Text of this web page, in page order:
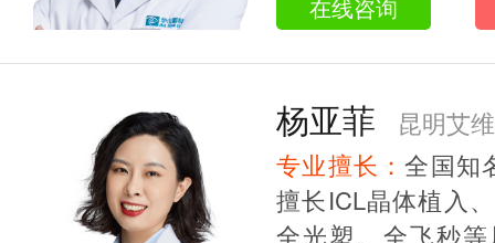
在线咨询
杨亚菲
昆明艾
主任医师
专业擅长：全国知
擅长ICL晶体植入
全光塑、全飞秒